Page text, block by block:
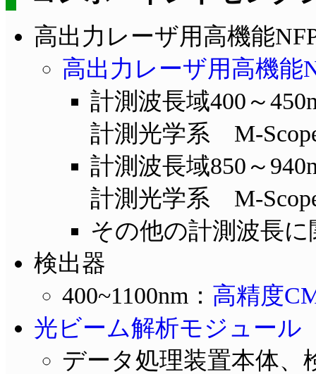
高出力レーザ用高機能
高出力レーザ用高機能
計測波長域400～
計測光学系 M-
計測波長域850～
計測光学系 M-
その他の計測波長
検出器
400~1100nm： 高精度
光ビーム解析モジュー
データ処理装置本体、